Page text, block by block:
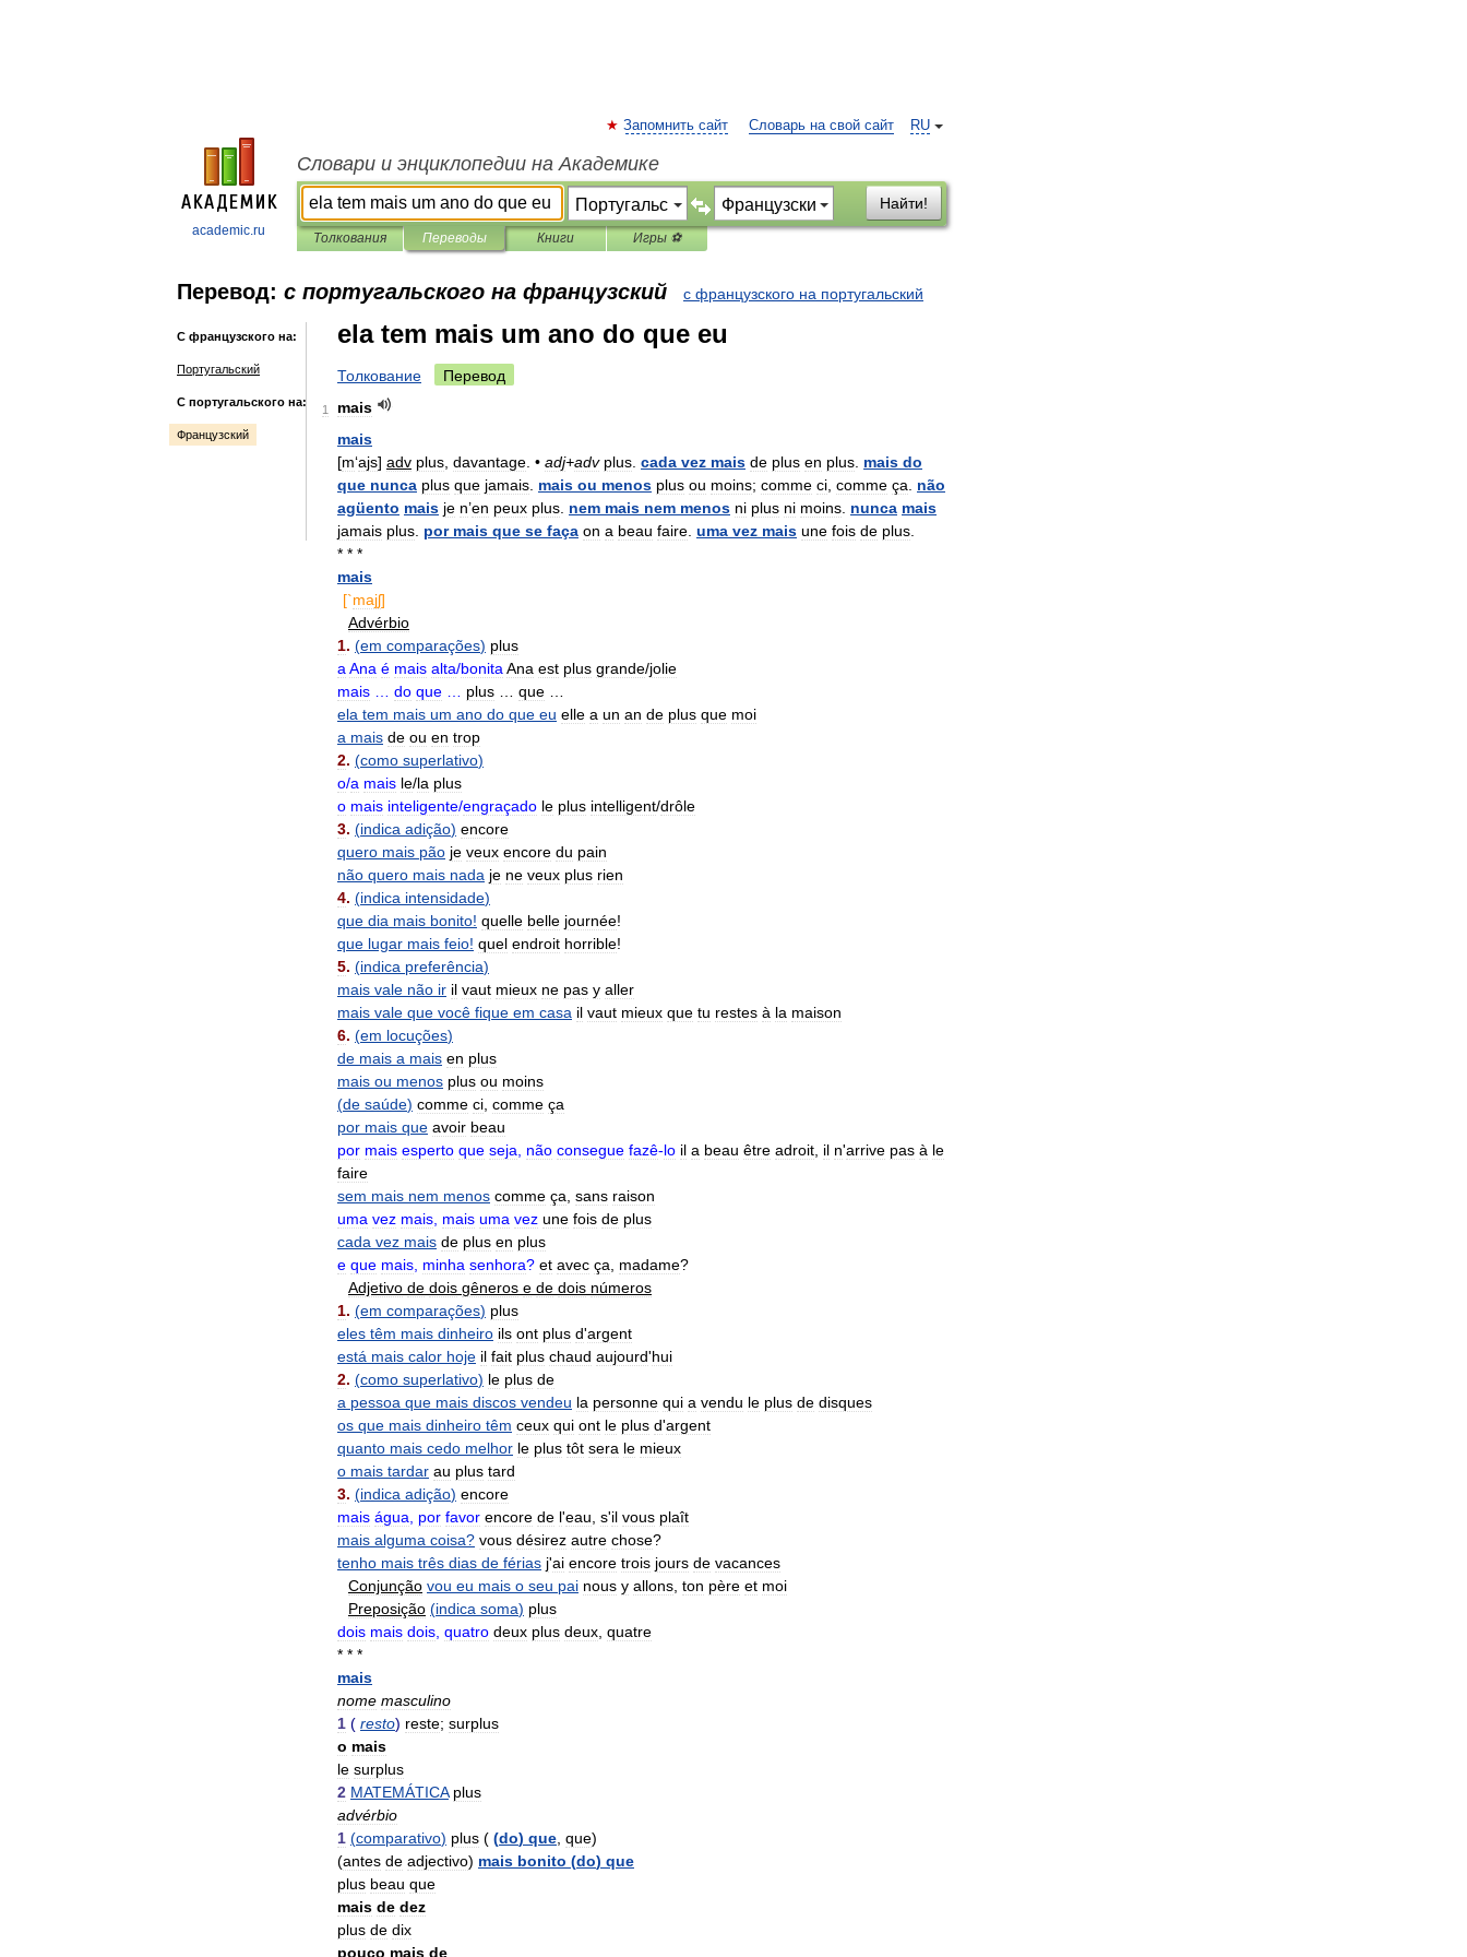
academic.ru
RU
Запомнить сайт Словарь на свой сайт
Словари и энциклопедии на Академике
Найти!
Толкования Переводы Книги Игры ⚽
Перевод: с португальского на французский с французского на португальский
С французского на:
Португальский
С португальского на:
Французский
ela tem mais um ano do que eu
Толкование Перевод
1
mais
mais
[m‘ajs] adv plus davantage . • adj+adv plus cada vez mais de plus en plus mais do
que nunca plus que jamais mais ou menos plus ou moins; comme ci comme ça
não
agüento mais je n’en peux plus nem mais nem menos ni plus ni moins nunca mais
jamais plus por mais que se faça on a beau faire uma vez mais une fois de plus
* * *
mais
[`majʃ]
Advérbio
1. (em comparações) plus
a Ana é mais alta/bonita Ana est plus grande/jolie
mais
do que plus que
ela tem mais um ano do que eu elle a un an de plus que moi
a mais de ou en trop
2. (como superlativo)
o/a mais le/la plus
o mais inteligente/engraçado le plus intelligent/drôle
3. (indica adição) encore
quero mais pão je veux encore du pain
não quero mais nada je ne veux plus rien
4. (indica intensidade)
que dia mais bonito! quelle belle journée!
que lugar mais feio! quel endroit horrible!
5. (indica preferência)
mais vale não ir il vaut mieux ne pas y aller
mais vale que você fique em casa il vaut mieux que tu restes à la maison
6. (em locuções)
de mais a mais en plus
mais ou menos plus ou moins
(de saúde) comme ci comme ça
por mais que avoir beau
por mais esperto que seja não consegue fazê-lo il a beau être adroit il n'arrive pas à le
faire
sem mais nem menos comme ça sans raison
uma vez mais mais uma vez une fois de plus
cada vez mais de plus en plus
e que mais minha senhora? et avec ça madame?
Adjetivo de dois gêneros e de dois números
1. (em comparações) plus
eles têm mais dinheiro ils ont plus d'argent
está mais calor hoje il fait plus chaud aujourd'hui
2. (como superlativo) le plus de
a pessoa que mais discos vendeu la personne qui a vendu le plus de disques
os que mais dinheiro têm ceux qui ont le plus d'argent
quanto mais cedo melhor le plus tôt sera le mieux
o mais tardar au plus tard
3. (indica adição) encore
mais água por favor encore de l'eau s'il vous plaît
mais alguma coisa? vous désirez autre chose?
tenho mais três dias de férias j'ai encore trois jours de vacances
Conjunção vou eu mais o seu pai nous y allons ton père et moi
Preposição (indica soma) plus
dois mais dois quatro deux plus deux quatre
* * *
mais
nome masculino
1 ( resto) reste; surplus
o mais
le surplus
2 MATEMÁTICA plus
advérbio
1 (comparativo) plus ( (do) que que)
(antes de adjectivo) mais bonito (do) que
plus beau que
mais de dez
plus de dix
pouco mais de